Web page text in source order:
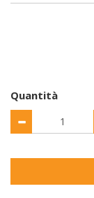
Quantità